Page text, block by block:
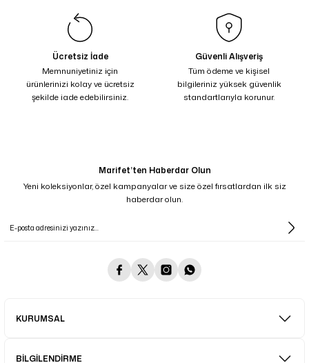
Ücretsiz İade
Memnuniyetiniz için
ürünlerinizi kolay ve ücretsiz
şekilde iade edebilirsiniz.
Güvenli Alışveriş
Tüm ödeme ve kişisel
bilgileriniz yüksek güvenlik
standartlarıyla korunur.
Marifet’ten Haberdar Olun
Yeni koleksiyonlar, özel kampanyalar ve size özel fırsatlardan ilk siz
haberdar olun.
KURUMSAL
BİLGİLENDİRME